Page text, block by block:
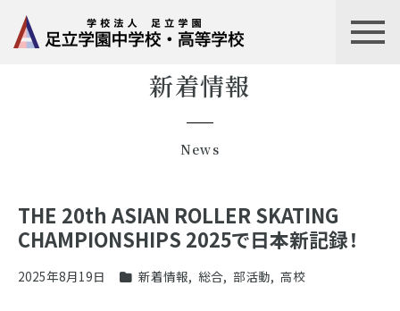
新着情報
News
THE 20th ASIAN ROLLER SKATING
CHAMPIONSHIPS 2025で日本新記録！
2025年8月19日 新着情報, 総合, 部活動, 高校